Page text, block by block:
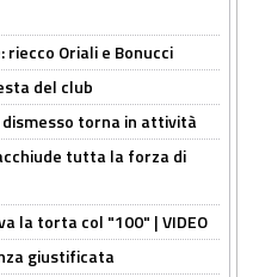
Oriali e Bonucci
del club
torna in attività
tutta la forza di
la torta col "100" | VIDEO
giustificata